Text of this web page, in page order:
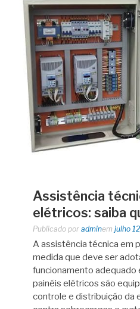
Assistência
elétricos: saiba
Publicado por adminem julho
A assistência técnica em
medida que deve ser
funcionamento adequado
painéis elétricos são
controle e distribuição da